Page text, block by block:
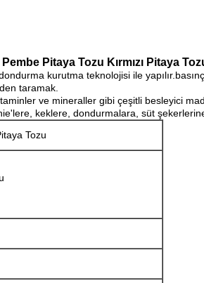
Pitaya Tozu Kırmızı Pitaya
kurutma teknolojisi ile
taramak.
ve mineraller gibi çeşitli besleyici
keklere, dondurmalara, süt
Tozu